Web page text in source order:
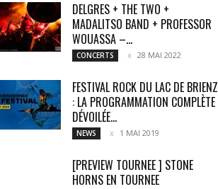
DELGRES + THE TWO +
MADALITSO BAND + PROFESSOR
WOUASSA –...
CONCERTS 28 MAI 2022
FESTIVAL ROCK DU LAC DE BRIENZ
: LA PROGRAMMATION COMPLÈTE
DÉVOILÉE...
NEWS 1 MAI 2019
[PREVIEW TOURNEE ] STONE
HORNS EN TOURNEE